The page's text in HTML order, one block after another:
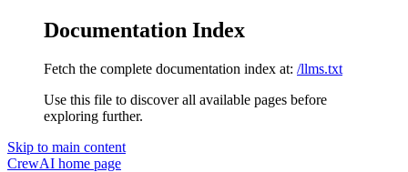
Documentation Index
Fetch the complete documentation index at: /llms.txt
Use this file to discover all available pages before
exploring further.
Skip to main content
CrewAI home page